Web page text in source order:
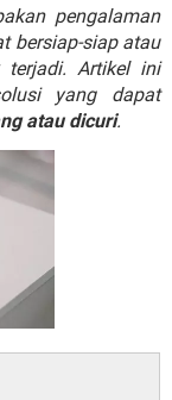
pengalaman
bersiap-siap atau
terjadi. Artikel ini
yang dapat
atau dicuri.